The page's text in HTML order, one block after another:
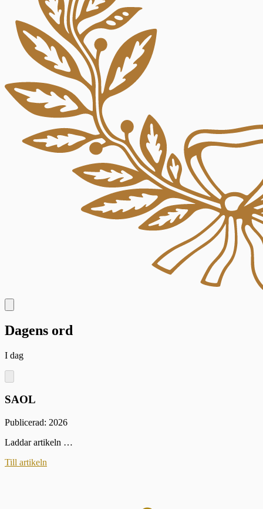
Dagens ord
I dag
SAOL
Publicerad: 2026
Laddar artikeln …
Till artikeln